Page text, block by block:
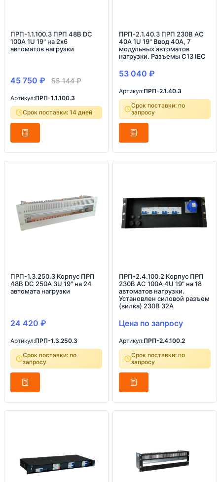
ПРП-1.1.100.3 ПРП 48В DC
100А 1U 19" на 2х6
автоматов нагрузки
45 750 ₽ 55 144₽
Артикул:ПРП-1.1.100.3
Срок поставки: 14 дней
ПРП-2.1.40.3 ПРП 230В AC
40А 1U 19" Ввод 40А, 7
модульных автоматов
нагрузки. Разъемы С13 IEC
53 040 ₽
Артикул:ПРП-2.1.40.3
Срок поставки: по
запросу
ПРП-1.3.250.3 Корпус ПРП
48В DC 250А 3U 19" на 24
автомата нагрузки
24 420 ₽
Артикул:ПРП-1.3.250.3
Срок поставки: по
запросу
ПРП-2.4.100.2 Корпус ПРП
230В AC 100А 4U 19" на 18
автоматов нагрузки.
Установлен силовой разъем
(вилка) 230В 32А
Цена по запросу
Артикул:ПРП-2.4.100.2
Срок поставки: по
запросу